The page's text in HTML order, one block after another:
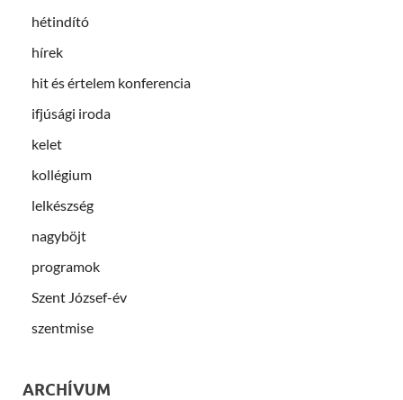
hétindító
hírek
hit és értelem konferencia
ifjúsági iroda
kelet
kollégium
lelkészség
nagyböjt
programok
Szent József-év
szentmise
ARCHÍVUM